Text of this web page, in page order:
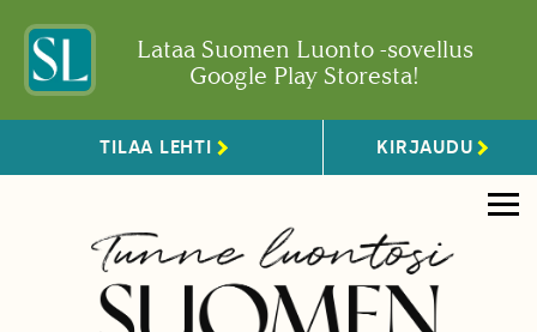
Lataa Suomen Luonto -sovellus
Google Play Storesta!
TILAA LEHTI KIRJAUDU